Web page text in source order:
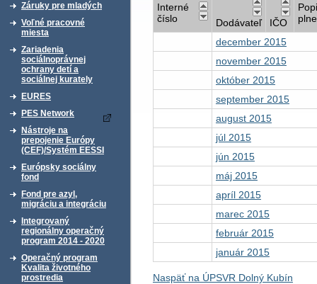
Záruky pre mladých
Voľné pracovné
miesta
Zariadenia
sociálnoprávnej
ochrany detí a
sociálnej kurately
EURES
PES Network
Nástroje na
prepojenie Európy
(CEF)/Systém EESSI
Európsky sociálny
fond
Fond pre azyl,
migráciu a integráciu
Integrovaný
regionálny operačný
program 2014 - 2020
Operačný program
Kvalita životného
prostredia
Interné
číslo
Dodávateľ IČO
december 2015
november 2015
október 2015
september 2015
august 2015
júl 2015
jún 2015
máj 2015
apríl 2015
marec 2015
február 2015
január 2015
Naspäť na ÚPSVR Dolný Kubín